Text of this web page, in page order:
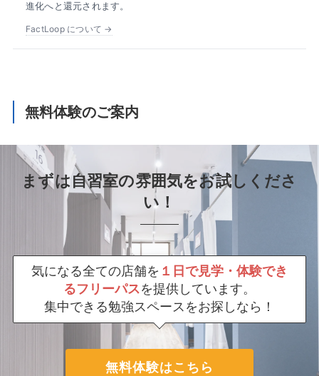
進化へと還元されます。
FactLoop について →
無料体験のご案内
まずは自習室の雰囲気をお試しくださ
い！
気になる全ての店舗を １日で見学・体験でき
るフリーパスを提供しています。
集中できる勉強スペースをお探しなら！
無料体験はこちら